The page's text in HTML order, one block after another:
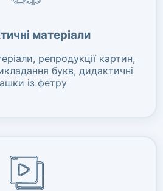
матеріали
репродукції картин,
букв, дидактичні
із фетру